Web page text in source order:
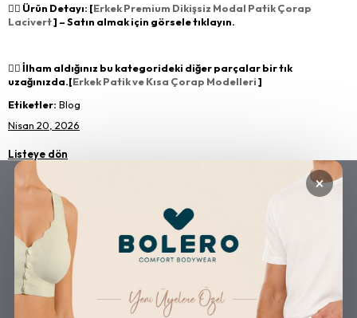
👉🏻 Ürün Detayı: [Erkek Premium Dikişsiz Modal Patik Çorap
Lacivert] – Satın almak için görsele tıklayın.
👉🏻 İlham aldığınız bu kategorideki diğer parçalar bir tık
uzağınızda.[Erkek Patik ve Kısa Çorap Modelleri]
Etiketler: Blog
Nisan 20, 2026
Listeye dön
ÜCRETSİZ KARGO GÜVENLİ ALIŞVERİŞ
×